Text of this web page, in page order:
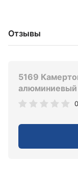
Отзывы
5169
алюминиевый